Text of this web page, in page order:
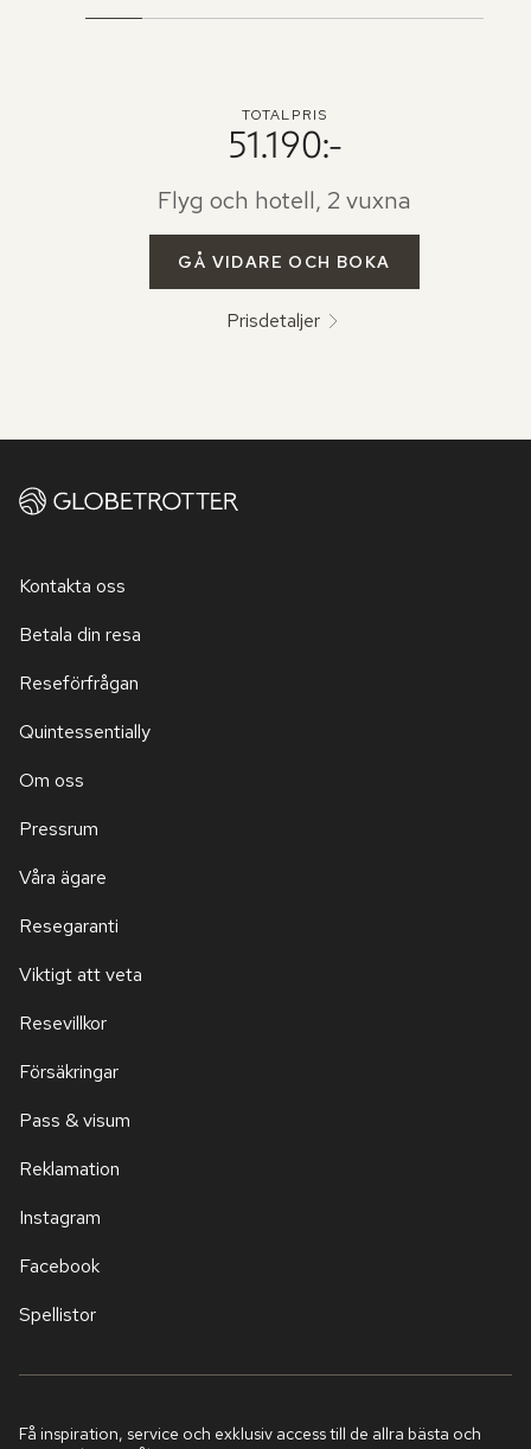
TOTALPRIS
51.190:-
Flyg och hotell, 2 vuxna
GÅ VIDARE OCH BOKA
Prisdetaljer
Kontakta oss
Betala din resa
Reseförfrågan
Quintessentially
Om oss
Pressrum
Våra ägare
Resegaranti
Viktigt att veta
Resevillkor
Försäkringar
Pass & visum
Reklamation
Instagram
Facebook
Spellistor
Få inspiration, service och exklusiv access till de allra bästa och